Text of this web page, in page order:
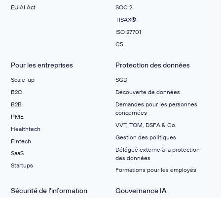
EU AI Act
SOC 2
TISAX®
ISO 27701
C5
Pour les entreprises
Scale-up
B2C
B2B
PME
Healthtech
Fintech
SaaS
Startups
Protection des données
SGD
Découverte de données
Demandes pour les personnes
concernées
VVT, TOM, DSFA & Co.
Gestion des politiques
Délégué externe à la protection
des données
Formations pour les employés
Sécurité de l'information Gouvernance IA